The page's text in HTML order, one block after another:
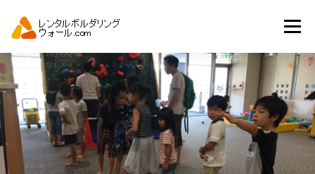
ツ
へ
ス
キ
ッ
プ
メニュー
トップ 自動見積り 商品一覧
アーバンスポーツイベント.JP